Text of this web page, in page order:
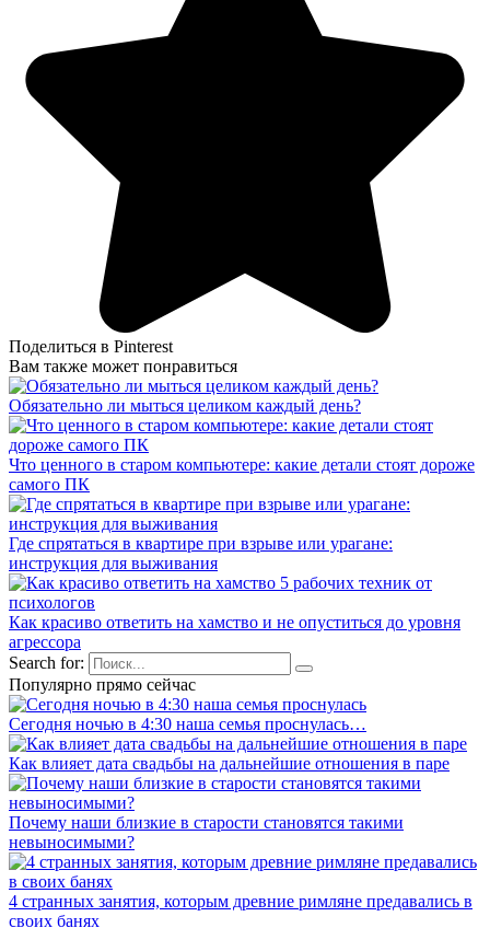
Поделиться в Pinterest
Вам также может понравиться
Обязательно ли мыться целиком каждый день?
Что ценного в старом компьютере: какие детали стоят дороже
самого ПК
Где спрятаться в квартире при взрыве или урагане:
инструкция для выживания
Как красиво ответить на хамство и не опуститься до уровня
агрессора
Search for:
Популярно прямо сейчас
Сегодня ночью в 4:30 наша семья проснулась…
Как влияет дата свадьбы на дальнейшие отношения в паре
Почему наши близкие в старости становятся такими
невыносимыми?
4 странных занятия, которым древние римляне предавались в
своих банях